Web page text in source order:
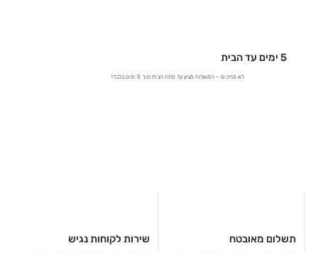
שירות לקוחות נגיש
5 ימים עד הבית
לא מחכים – המשלוח מגיע עד פתח הבית תוך 5 ימים בלבד!
תשלום מאובטח